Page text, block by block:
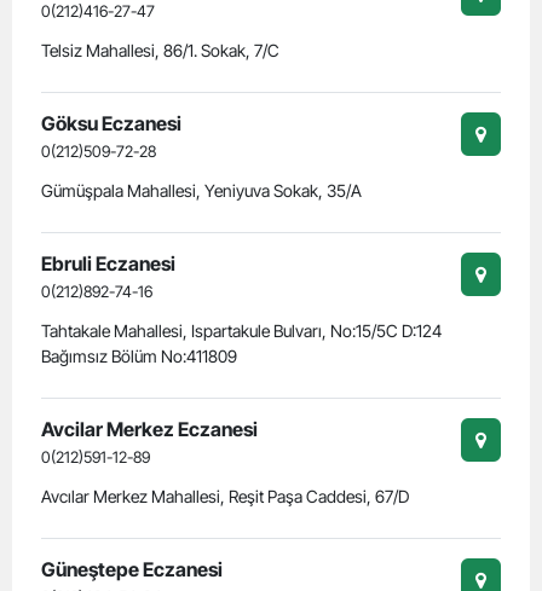
0(212)416-27-47
Telsiz Mahallesi, 86/1. Sokak, 7/C
Göksu Eczanesi
0(212)509-72-28
Gümüşpala Mahallesi, Yeniyuva Sokak, 35/A
Ebruli Eczanesi
0(212)892-74-16
Tahtakale Mahallesi, Ispartakule Bulvarı, No:15/5C D:124
Bağımsız Bölüm No:411809
Avcilar Merkez Eczanesi
0(212)591-12-89
Avcılar Merkez Mahallesi, Reşit Paşa Caddesi, 67/D
Güneştepe Eczanesi